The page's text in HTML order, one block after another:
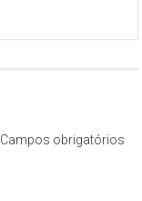
Campos obrigatórios